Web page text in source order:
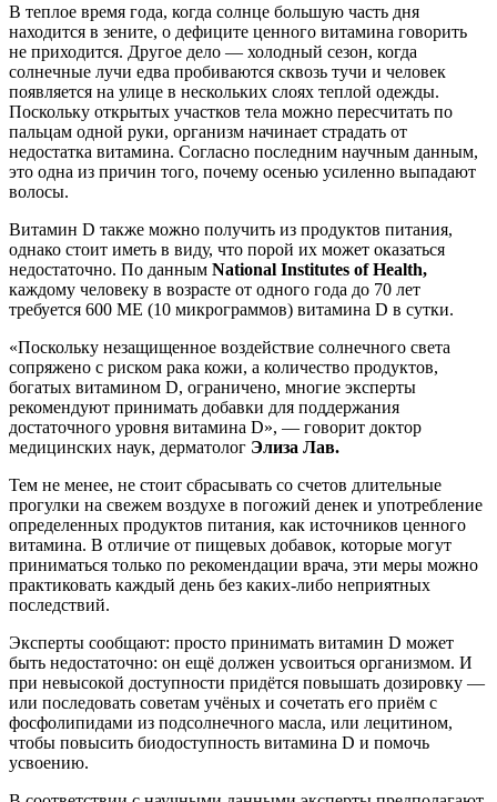
В теплое время года, когда солнце большую часть дня
находится в зените, о дефиците ценного витамина говорить
не приходится. Другое дело — холодный сезон, когда
солнечные лучи едва пробиваются сквозь тучи и человек
появляется на улице в нескольких слоях теплой одежды.
Поскольку открытых участков тела можно пересчитать по
пальцам одной руки, организм начинает страдать от
недостатка витамина. Согласно последним научным данным,
это одна из причин того, почему осенью усиленно выпадают
волосы.
Витамин D также можно получить из продуктов питания,
однако стоит иметь в виду, что порой их может оказаться
недостаточно. По данным National Institutes of Health,
каждому человеку в возрасте от одного года до 70 лет
требуется 600 МЕ (10 микрограммов) витамина D в сутки.
«Поскольку незащищенное воздействие солнечного света
сопряжено с риском рака кожи, а количество продуктов,
богатых витамином D, ограничено, многие эксперты
рекомендуют принимать добавки для поддержания
достаточного уровня витамина D», — говорит доктор
медицинских наук, дерматолог Элиза Лав.
Тем не менее, не стоит сбрасывать со счетов длительные
прогулки на свежем воздухе в погожий денек и употребление
определенных продуктов питания, как источников ценного
витамина. В отличие от пищевых добавок, которые могут
приниматься только по рекомендации врача, эти меры можно
практиковать каждый день без каких-либо неприятных
последствий.
Эксперты сообщают: просто принимать витамин D может
быть недостаточно: он ещё должен усвоиться организмом. И
при невысокой доступности придётся повышать дозировку —
или последовать советам учёных и сочетать его приём с
фосфолипидами из подсолнечного масла, или лецитином,
чтобы повысить биодоступность витамина D и помочь
усвоению.